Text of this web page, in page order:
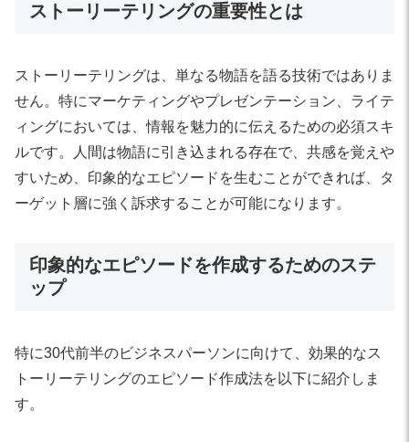
ストーリーテリングの重要性とは
ストーリーテリングは、単なる物語を語る技術ではありま
せん。特にマーケティングやプレゼンテーション、ライテ
ィングにおいては、情報を魅力的に伝えるための必須スキ
ルです。人間は物語に引き込まれる存在で、共感を覚えや
すいため、印象的なエピソードを生むことができれば、タ
ーゲット層に強く訴求することが可能になります。
印象的なエピソードを作成するためのステ
ップ
特に30代前半のビジネスパーソンに向けて、効果的なス
トーリーテリングのエピソード作成法を以下に紹介しま
す。